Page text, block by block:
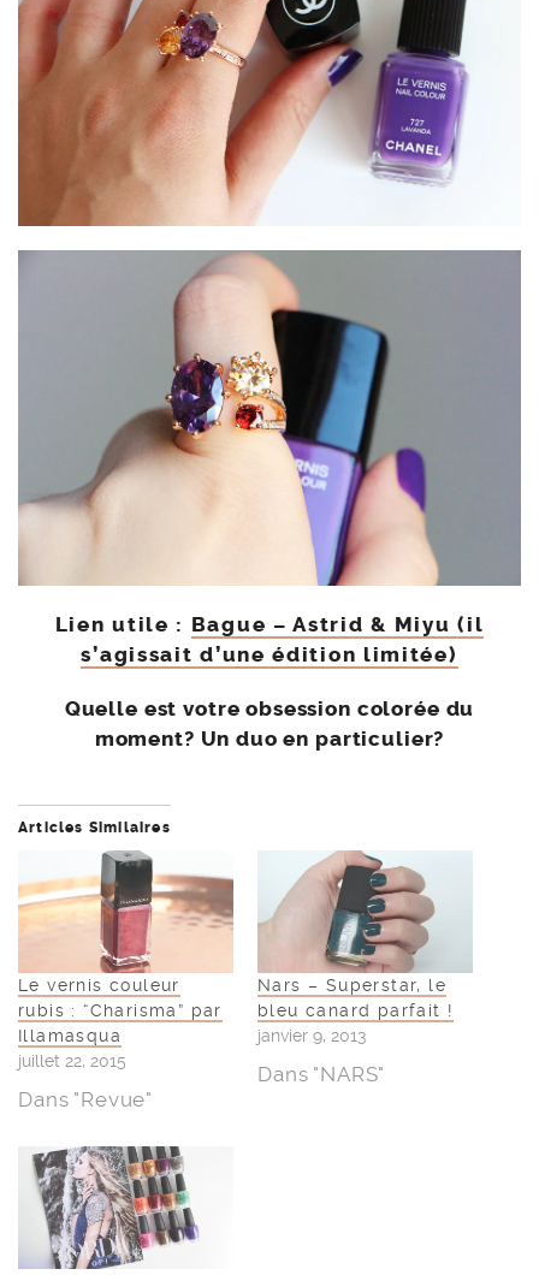
Lien utile : Bague – Astrid & Miyu (il
s’agissait d’une édition limitée)
Quelle est votre obsession colorée du
moment? Un duo en particulier?
Articles Similaires
Le vernis couleur
rubis : “Charisma” par
Illamasqua
juillet 22, 2015
Dans "Revue"
Nars – Superstar, le
bleu canard parfait !
janvier 9, 2013
Dans "NARS"